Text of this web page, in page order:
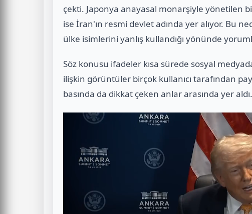
çekti. Japonya anayasal monarşiyle yönetilen
ise İran'ın resmi devlet adında yer alıyor. Bu
ülke isimlerini yanlış kullandığı yönünde
Söz konusu ifadeler kısa sürede sosyal
ilişkin görüntüler birçok kullanıcı tarafından
basında da dikkat çeken anlar arasında yer aldı.